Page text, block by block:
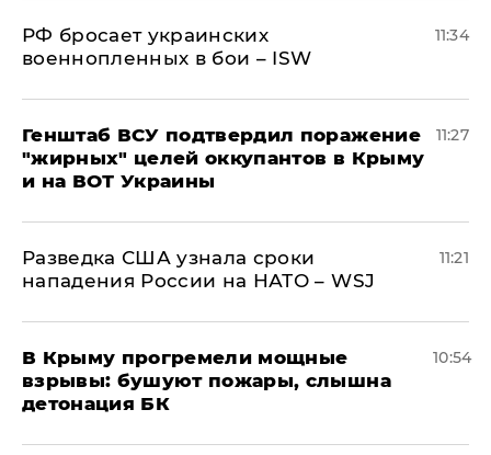
РФ бросает украинских
военнопленных в бои – ISW
11:34
Генштаб ВСУ подтвердил поражение
"жирных" целей оккупантов в Крыму
и на ВОТ Украины
11:27
Разведка США узнала сроки
нападения России на НАТО – WSJ
11:21
В Крыму прогремели мощные
взрывы: бушуют пожары, слышна
детонация БК
10:54